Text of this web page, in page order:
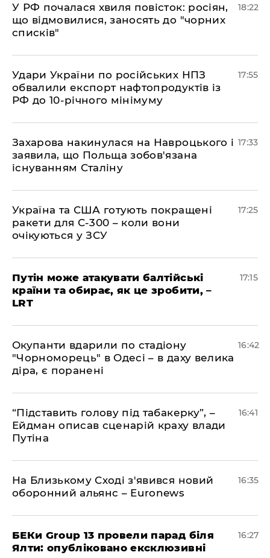
​У РФ почалася хвиля повісток: росіян,
що відмовилися, заносять до "чорних
списків"
18:22
​Удари України по російських НПЗ
обвалили експорт нафтопродуктів із
РФ до 10-річного мінімуму
17:55
​Захарова накинулася на Навроцького і
заявила, що Польща зобов'язана
існуванням Сталіну
17:33
​Україна та США готують покращені
ракети для С-300 – коли вони
очікуються у ЗСУ
17:25
​Путін може атакувати балтійські
країни та обирає, як це зробити, –
LRT
17:15
​Окупанти вдарили по стадіону
"Чорноморець" в Одесі – в даху велика
діра, є поранені
16:42
​“Підставить голову під табакерку”, –
Ейдман описав сценарій краху влади
Путіна
16:41
На Близькому Сході з'явився новий
оборонний альянс – Euronews
16:35
БЕКи Group 13 провели парад біля
Ялти: опубліковано ексклюзивні
16:27